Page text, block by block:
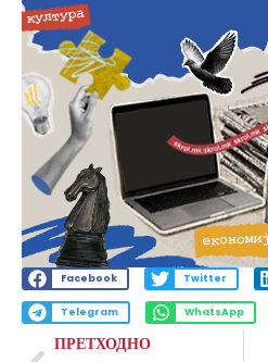
Facebook Twitter
Telegram WhatsApp
ПРЕТХОДНО